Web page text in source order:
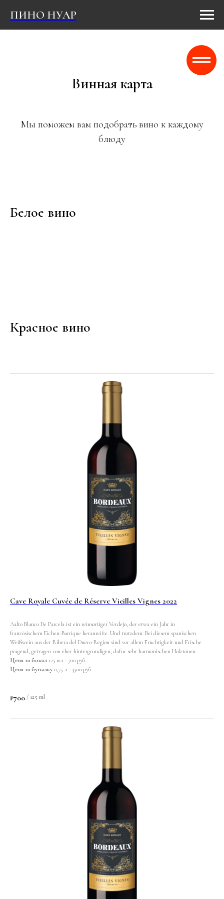
ПИНО НУАР
Винная карта
Мы поможем вам подобрать вино к каждому
блюду
Белое вино
Красное вино
Cave Royale Cuvée de Réserve Vieilles Vignes 2022
Aalto Blanco De Parcela ist ein reinsortiger Verdejo, der etwa ein Jahr in
französischem Eichen-Barrique heranreifte. Und trotzdem: Bei diesem spanischen
Weißwein aus der Ribera del Duero-Region sind vor allem Fruchtigkeit und Frische
prägend, getragen von eher hintergründigen, dafür sehr harmonischen Holztönen.
Цена за бокал 125 мл - 700 руб.
Цена за бутылку 0,75 л - 3500 руб.
₽700 / 125 ml